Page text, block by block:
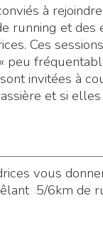
à
running et
Ces
invitées à
et si elles
vous
5/6km de